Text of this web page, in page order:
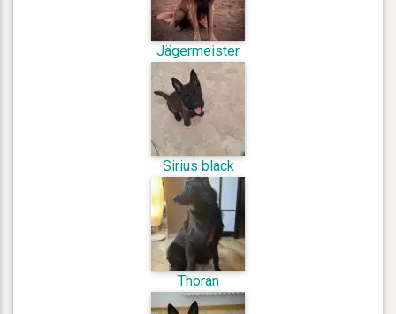
Jägermeister
Sirius black
Thoran